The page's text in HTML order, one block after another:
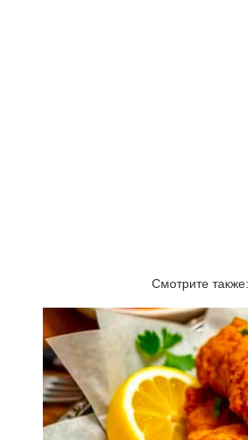
Смотрите также: